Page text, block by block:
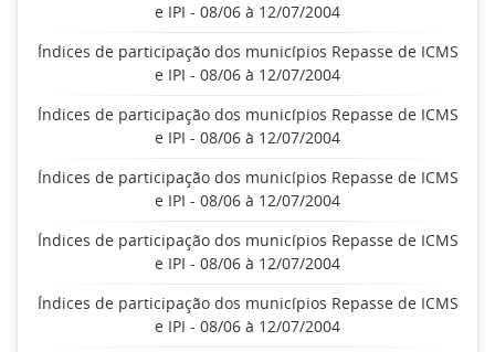
e IPI - 08/06 à 12/07/2004
Índices de participação dos municípios Repasse de ICMS
e IPI - 08/06 à 12/07/2004
Índices de participação dos municípios Repasse de ICMS
e IPI - 08/06 à 12/07/2004
Índices de participação dos municípios Repasse de ICMS
e IPI - 08/06 à 12/07/2004
Índices de participação dos municípios Repasse de ICMS
e IPI - 08/06 à 12/07/2004
Índices de participação dos municípios Repasse de ICMS
e IPI - 08/06 à 12/07/2004